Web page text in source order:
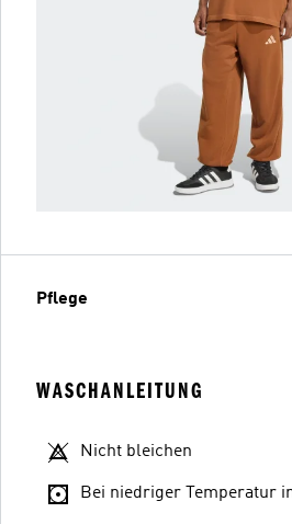
Pflege
WASCHANLEITUNG
Nicht bleichen
Bei niedriger Temperatur